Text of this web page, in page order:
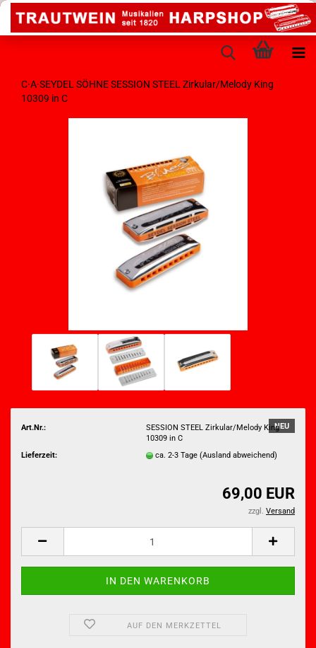
C·A·SEYDEL SÖHNE SESSION STEEL Zirkular/Melody King
10309 in C
NEU
Art.Nr.:
SESSION STEEL Zirkular/Melody King
10309 in C
Lieferzeit:
ca. 2-3 Tage (Ausland abweichend)
69,00 EUR
zzgl. Versand
AUF DEN MERKZETTEL